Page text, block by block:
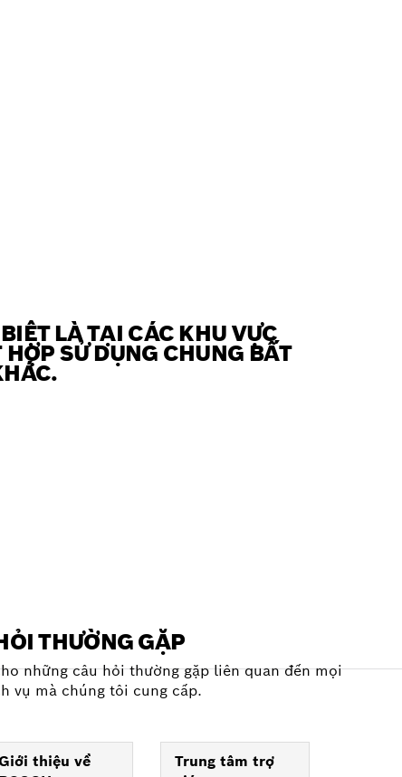
LÀ TẠI CÁC KHU VỰC
SỬ DỤNG CHUNG BẤT
THƯỜNG GẶP
những câu hỏi thường gặp liên quan đến mọi
vụ mà chúng tôi cung cấp.
thiệu về
Trung tâm trợ